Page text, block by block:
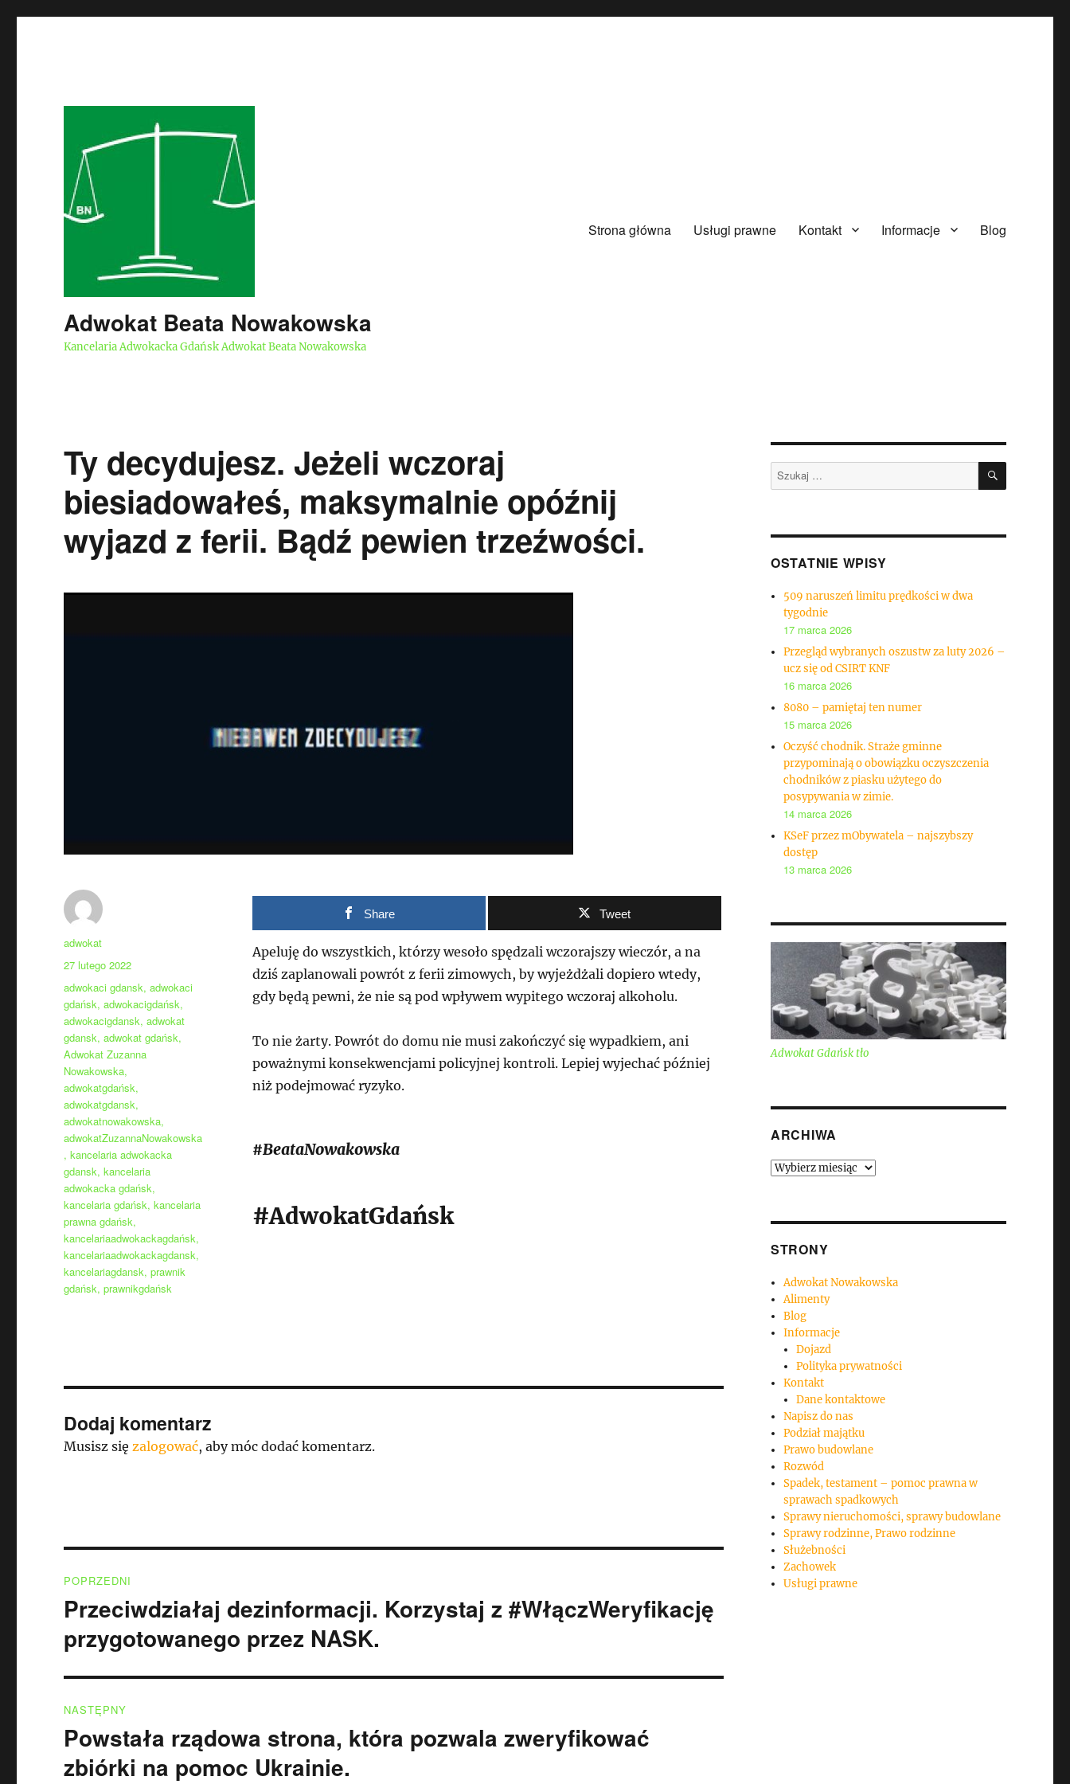
Adwokat Beata Nowakowska
Kancelaria Adwokacka Gdańsk Adwokat Beata Nowakowska
Strona główna Usługi prawne Kontakt Informacje Blog
Ty decydujesz. Jeżeli wczoraj
biesiadowałeś, maksymalnie opóźnij
wyjazd z ferii. Bądź pewien trzeźwości.
Share Tweet
Apeluję do wszystkich, którzy wesoło spędzali wczorajszy wieczór, a na
dziś zaplanowali powrót z ferii zimowych, by wyjeżdżali dopiero wtedy,
gdy będą pewni, że nie są pod wpływem wypitego wczoraj alkoholu.
To nie żarty. Powrót do domu nie musi zakończyć się wypadkiem, ani
poważnymi konsekwencjami policyjnej kontroli. Lepiej wyjechać później
niż podejmować ryzyko.
#BeataNowakowska
#AdwokatGdańsk
Autor
adwokat
Data
publikacji
27 lutego 2022
Tagi
adwokaci gdansk,adwokaci
gdańsk,adwokacigdańsk,
adwokacigdansk,adwokat
gdansk,adwokat gdańsk,
Adwokat Zuzanna
Nowakowska,
adwokatgdańsk,
adwokatgdansk,
adwokatnowakowska,
adwokatZuzannaNowakowska
,kancelaria adwokacka
gdansk,kancelaria
adwokacka gdańsk,
kancelaria gdańsk,kancelaria
prawna gdańsk,
kancelariaadwokackagdańsk,
kancelariaadwokackagdansk,
kancelariagdansk,prawnik
gdańsk,prawnikgdańsk
Dodaj komentarz
Musisz się zalogować, aby móc dodać komentarz.
wpisu
POPRZEDNI
Poprzedni
Przeciwdziałaj dezinformacji. Korzystaj z #WłączWeryfikację
przygotowanego przez NASK.
NASTĘPNY
Następny
wpis:
Powstała rządowa strona, która pozwala zweryfikować
zbiórki na pomoc Ukrainie.
Szukaj: SZUKAJ
OSTATNIE WPISY
509 naruszeń limitu prędkości w dwa
tygodnie
17 marca 2026
Przegląd wybranych oszustw za luty 2026 –
ucz się od CSIRT KNF
16 marca 2026
8080 – pamiętaj ten numer
15 marca 2026
Oczyść chodnik. Straże gminne
przypominają o obowiązku oczyszczenia
chodników z piasku użytego do
posypywania w zimie.
14 marca 2026
KSeF przez mObywatela – najszybszy
dostęp
13 marca 2026
Adwokat Gdańsk tło
ARCHIWA
Archiwa
STRONY
Adwokat Nowakowska
Alimenty
Blog
Informacje
Dojazd
Polityka prywatności
Kontakt
Dane kontaktowe
Napisz do nas
Podział majątku
Prawo budowlane
Rozwód
Spadek, testament – pomoc prawna w
sprawach spadkowych
Sprawy nieruchomości, sprawy budowlane
Sprawy rodzinne, Prawo rodzinne
Służebności
Zachowek
Usługi prawne